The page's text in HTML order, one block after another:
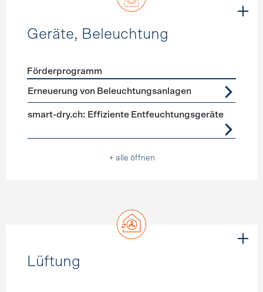
Geräte, Beleuchtung
Förderprogramme Geräte, Beleuchtung
Förderprogramm
Erneuerung von Beleuchtungsanlagen
smart-dry.ch: Effiziente Entfeuchtungsgeräte
+ alle öffnen
Lüftung